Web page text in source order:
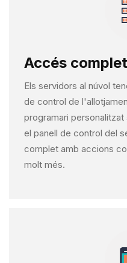
Accés complet
Els servidors al núvol
de control de
programari
el panell de control del
complet amb accions
molt més.